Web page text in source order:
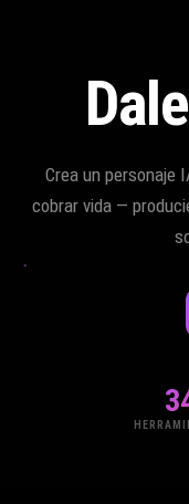
Crea un personaje
cobrar vida —